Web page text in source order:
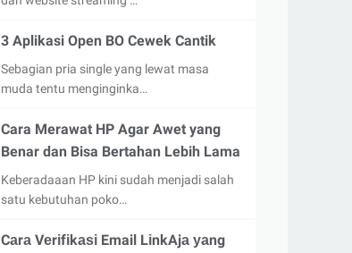
3 Aplikasi Open BO Cewek Cantik
Sebagian pria single yang lewat masa
muda tentu menginginka…
Cara Merawat HP Agar Awet yang
Benar dan Bisa Bertahan Lebih Lama
Keberadaaan HP kini sudah menjadi salah
satu kebutuhan poko…
Cаrа Vеrіfіkаѕі Email LіnkAjа уаng